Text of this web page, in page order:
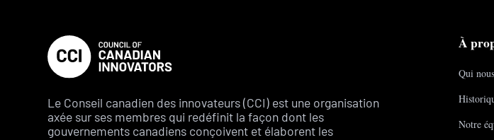
Le Conseil canadien des innovateurs (CCI) est une organisation
axée sur ses membres qui redéfinit la façon dont les
gouvernements canadiens conçoivent et élaborent les
À
Qui
Notre